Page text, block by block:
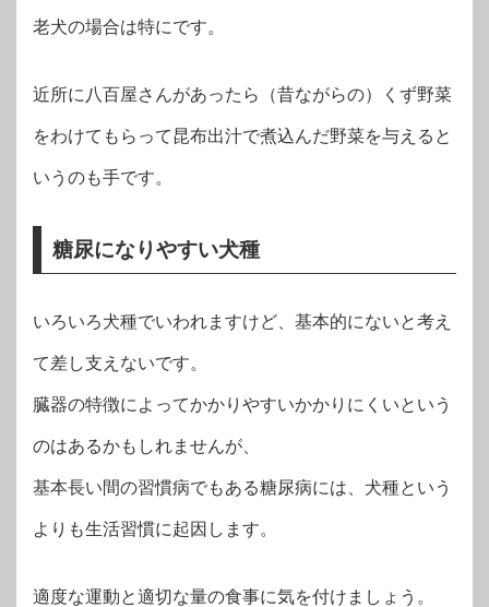
老犬の場合は特にです。
近所に八百屋さんがあったら（昔ながらの）くず野菜
をわけてもらって昆布出汁で煮込んだ野菜を与えると
いうのも手です。
糖尿になりやすい犬種
いろいろ犬種でいわれますけど、基本的にないと考え
て差し支えないです。
臓器の特徴によってかかりやすいかかりにくいという
のはあるかもしれませんが、
基本長い間の習慣病でもある糖尿病には、犬種という
よりも生活習慣に起因します。
適度な運動と適切な量の食事に気を付けましょう。